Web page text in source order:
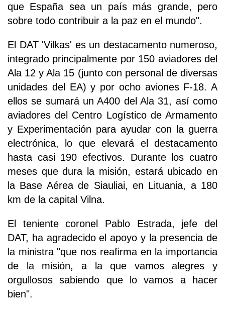
que España sea un país más grande, pero
sobre todo contribuir a la paz en el mundo".
El DAT 'Vilkas' es un destacamento numeroso,
integrado principalmente por 150 aviadores del
Ala 12 y Ala 15 (junto con personal de diversas
unidades del EA) y por ocho aviones F-18. A
ellos se sumará un A400 del Ala 31, así como
aviadores del Centro Logístico de Armamento
y Experimentación para ayudar con la guerra
electrónica, lo que elevará el destacamento
hasta casi 190 efectivos. Durante los cuatro
meses que dura la misión, estará ubicado en
la Base Aérea de Siauliai, en Lituania, a 180
km de la capital Vilna.
El teniente coronel Pablo Estrada, jefe del
DAT, ha agradecido el apoyo y la presencia de
la ministra "que nos reafirma en la importancia
de la misión, a la que vamos alegres y
orgullosos sabiendo que lo vamos a hacer
bien".